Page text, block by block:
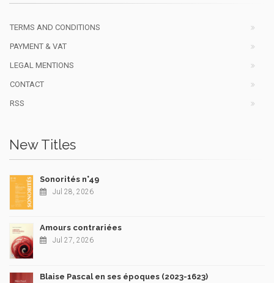
TERMS AND CONDITIONS
PAYMENT & VAT
LEGAL MENTIONS
CONTACT
RSS
New Titles
Sonorités n°49
Jul 28, 2026
Amours contrariées
Jul 27, 2026
Blaise Pascal en ses époques (2023-1623)